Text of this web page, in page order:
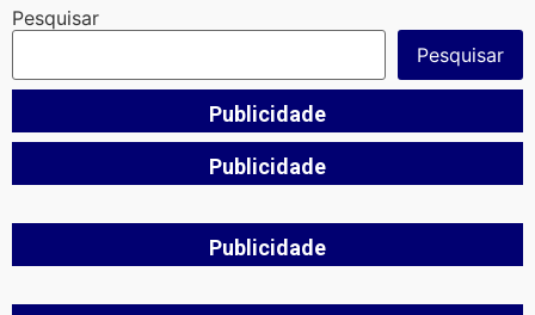
Pesquisar
Pesquisar
Publicidade
Publicidade
Publicidade